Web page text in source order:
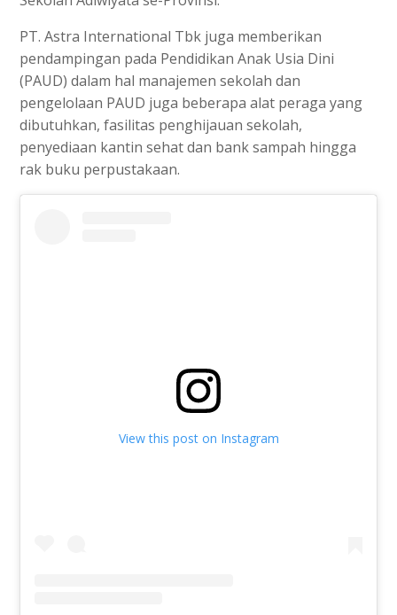
PT. Astra International Tbk juga memberikan
pendampingan pada Pendidikan Anak Usia Dini
(PAUD) dalam hal manajemen sekolah dan
pengelolaan PAUD juga beberapa alat peraga yang
dibutuhkan, fasilitas penghijauan sekolah,
penyediaan kantin sehat dan bank sampah hingga
rak buku perpustakaan.
View this post on Instagram